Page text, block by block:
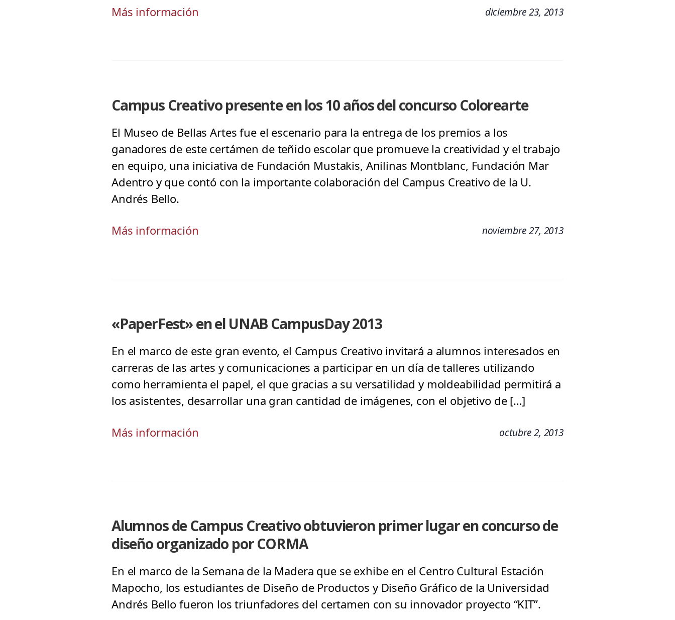
Más información diciembre 23, 2013
Campus Creativo presente en los 10 años del concurso Colorearte
El Museo de Bellas Artes fue el escenario para la entrega de los premios a los
ganadores de este certámen de teñido escolar que promueve la creatividad y el trabajo
en equipo, una iniciativa de Fundación Mustakis, Anilinas Montblanc, Fundación Mar
Adentro y que contó con la importante colaboración del Campus Creativo de la U.
Andrés Bello.
Más información noviembre 27, 2013
«PaperFest» en el UNAB CampusDay 2013
En el marco de este gran evento, el Campus Creativo invitará a alumnos interesados en
carreras de las artes y comunicaciones a participar en un día de talleres utilizando
como herramienta el papel, el que gracias a su versatilidad y moldeabilidad permitirá a
los asistentes, desarrollar una gran cantidad de imágenes, con el objetivo de […]
Más información octubre 2, 2013
Alumnos de Campus Creativo obtuvieron primer lugar en concurso de
diseño organizado por CORMA
En el marco de la Semana de la Madera que se exhibe en el Centro Cultural Estación
Mapocho, los estudiantes de Diseño de Productos y Diseño Gráfico de la Universidad
Andrés Bello fueron los triunfadores del certamen con su innovador proyecto “KIT”.